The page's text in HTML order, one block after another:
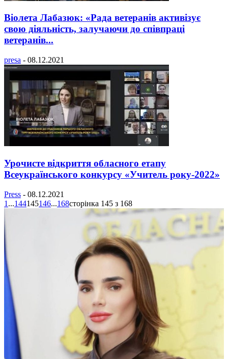
Віолета Лабазюк: «Рада ветеранів активізує
свою діяльність, залучаючи до співпраці
ветеранів...
presa - 08.12.2021
Урочисте відкриття обласного етапу
Всеукраїнського конкурсу «Учитель року-2022»
Press - 08.12.2021
1 ...144145146...168сторінка 145 з 168